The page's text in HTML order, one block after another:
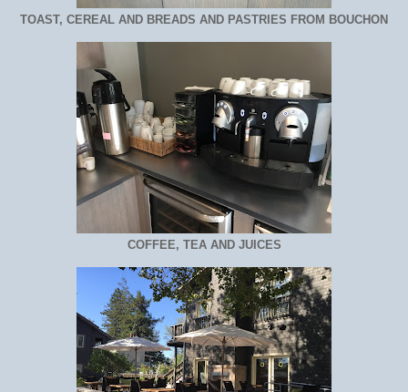
TOAST, CEREAL AND BREADS AND PASTRIES FROM BOUCHON
COFFEE, TEA AND JUICES